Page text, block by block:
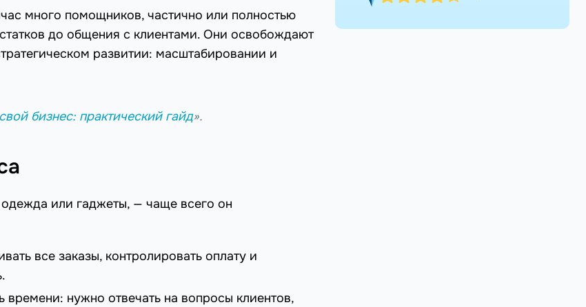
много помощников, частично или полностью
до общения с клиентами. Они освобождают
развитии: масштабировании и
бизнес: практический гайд».
или гаджеты, — чаще всего он
все заказы, контролировать оплату и
времени: нужно отвечать на вопросы клиентов,